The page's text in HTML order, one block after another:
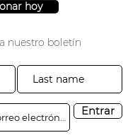
hoy
nuestro boletín
Entrar